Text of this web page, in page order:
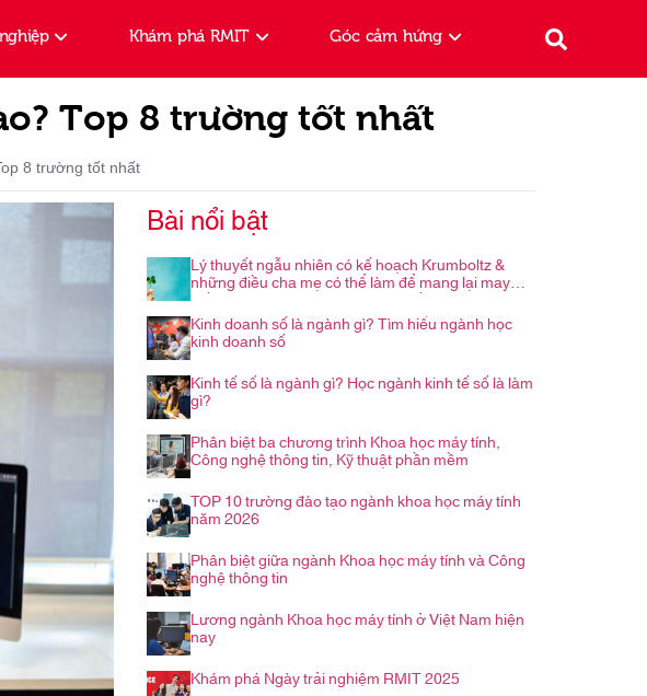
Khám phá RMIT Góc cảm hứng
Top 8 trường tốt nhất
8 trường tốt nhất
Bài nổi bật
Lý thuyết ngẫu nhiên có kế hoạch Krumboltz &
những điều cha mẹ có thể làm để mang lại may
mắn cho con trong hành trình nghề nghiệp
Kinh doanh số là ngành gì? Tìm hiểu ngành học
kinh doanh số
Kinh tế số là ngành gì? Học ngành kinh tế số là làm
gì?
Phân biệt ba chương trình Khoa học máy tính,
Công nghệ thông tin, Kỹ thuật phần mềm
TOP 10 trường đào tạo ngành khoa học máy tính
năm 2026
Phân biệt giữa ngành Khoa học máy tính và Công
nghệ thông tin
Lương ngành Khoa học máy tính ở Việt Nam hiện
nay
Khám phá Ngày trải nghiệm RMIT 2025